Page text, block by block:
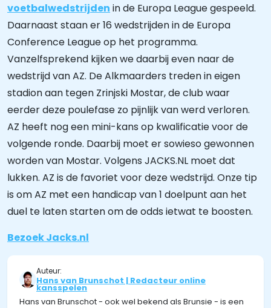
voetbalwedstrijden in de Europa League gespeeld.
Daarnaast staan er 16 wedstrijden in de Europa
Conference League op het programma.
Vanzelfsprekend kijken we daarbij even naar de
wedstrijd van AZ. De Alkmaarders treden in eigen
stadion aan tegen Zrinjski Mostar, de club waar
eerder deze poulefase zo pijnlijk van werd verloren.
AZ heeft nog een mini-kans op kwalificatie voor de
volgende ronde. Daarbij moet er sowieso gewonnen
worden van Mostar. Volgens JACKS.NL moet dat
lukken. AZ is de favoriet voor deze wedstrijd. Onze tip
is om AZ met een handicap van 1 doelpunt aan het
duel te laten starten om de odds ietwat te boosten.
Bezoek Jacks.nl
Auteur:
Hans van Brunschot | Redacteur online
kansspelen
Hans van Brunschot - ook wel bekend als Brunsie - is een